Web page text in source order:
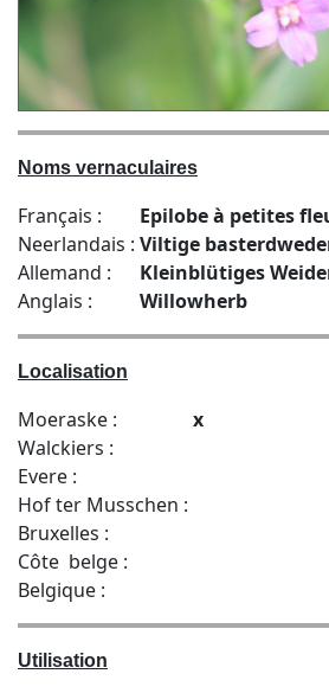
Noms vernaculaires
Français :
Epilobe à petites
Neerlandais : Viltige
Allemand :
Kleinblütiges
Anglais :
Willowherb
Localisation
Moeraske :
x
Walckiers :
Evere :
Hof ter Musschen :
Bruxelles :
Côte belge :
Belgique :
Utilisation